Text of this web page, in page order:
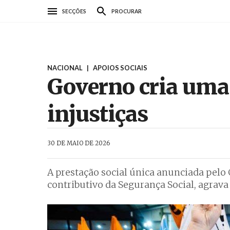
SECÇÕES PROCURAR
NACIONAL | APOIOS SOCIAIS
Governo cria
injustiças
30 DE MAIO DE 2026
A prestação social única anunciada
contributivo da Segurança Social,